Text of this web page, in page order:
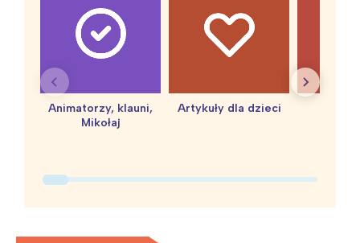
Animatorzy, klauni,
Mikołaj
Artykuły dla dzieci